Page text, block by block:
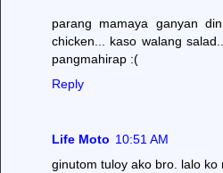
parang mamaya ganyan
chicken... kaso walang
pangmahirap :(
Reply
Life Moto 10:51 AM
ginutom tuloy ako bro. lalo